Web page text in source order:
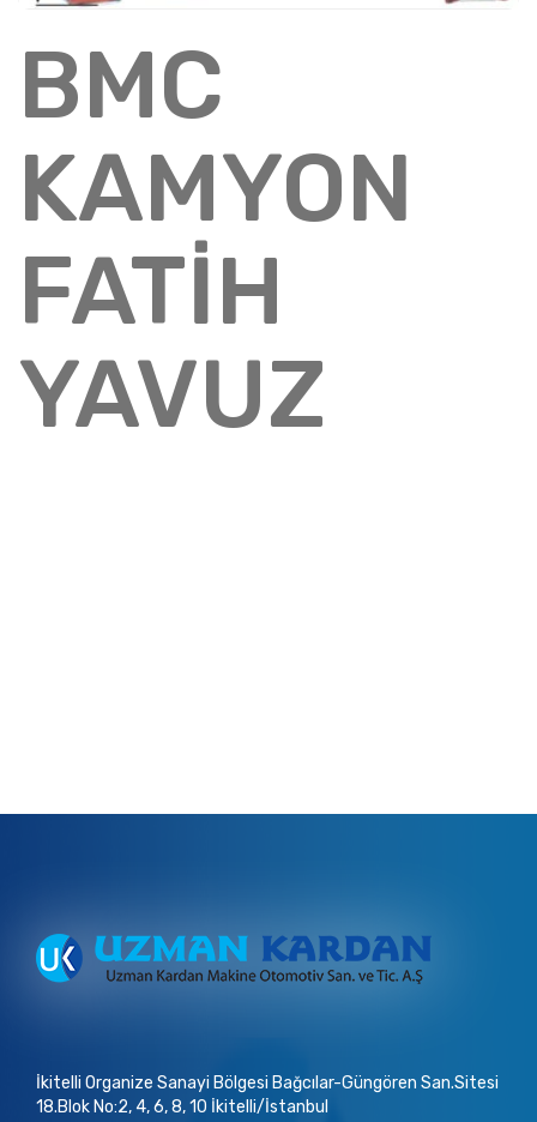
BMC
KAMYON
FATİH
YAVUZ
İkitelli Organize Sanayi Bölgesi Bağcılar-Güngören San.Sitesi
18.Blok No:2, 4, 6, 8, 10 İkitelli/İstanbul